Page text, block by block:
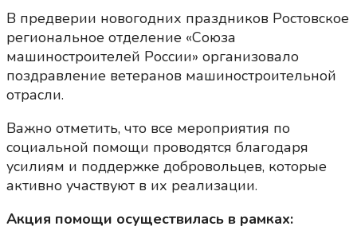
В предверии новогодних праздников Ростовское
региональное отделение «Союза
машиностроителей России» организовало
поздравление ветеранов машиностроительной
отрасли.
Важно отметить, что все мероприятия по
социальной помощи проводятся благодаря
усилиям и поддержке добровольцев, которые
активно участвуют в их реализации.
Акция помощи осуществилась в рамках: